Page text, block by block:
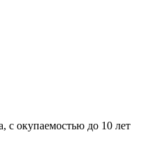
окупаемостью до 10 лет